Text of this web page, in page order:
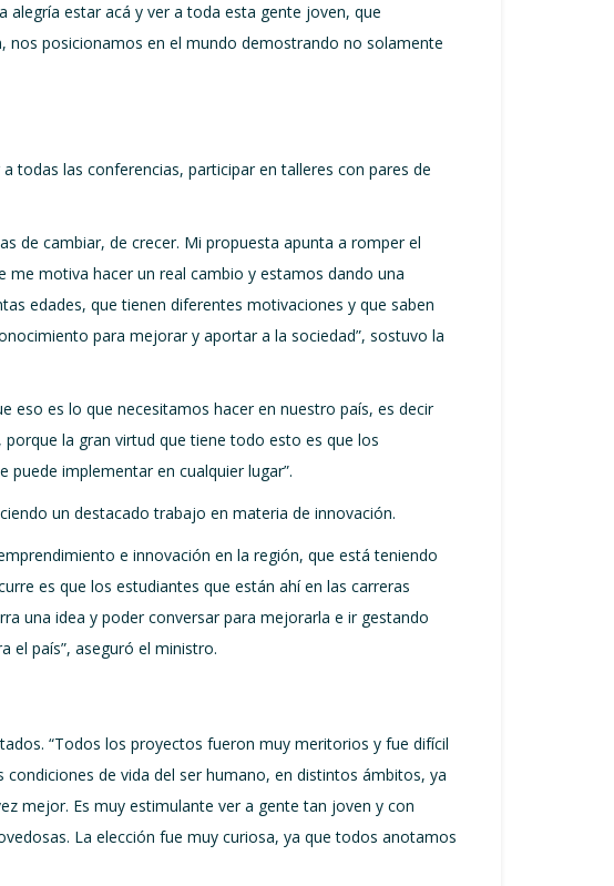
alegría estar acá y ver a toda esta gente joven, que
nos posicionamos en el mundo demostrando no solamente
todas las conferencias, participar en talleres con pares de
de cambiar, de crecer. Mi propuesta apunta a romper el
me motiva hacer un real cambio y estamos dando una
edades, que tienen diferentes motivaciones y que saben
para mejorar y aportar a la sociedad”, sostuvo la
eso es lo que necesitamos hacer en nuestro país, es decir
la gran virtud que tiene todo esto es que los
implementar en cualquier lugar”.
un destacado trabajo en materia de innovación.
e innovación en la región, que está teniendo
es que los estudiantes que están ahí en las carreras
una idea y poder conversar para mejorarla e ir gestando
el país”, aseguró el ministro.
“Todos los proyectos fueron muy meritorios y fue difícil
de vida del ser humano, en distintos ámbitos, ya
mejor. Es muy estimulante ver a gente tan joven y con
La elección fue muy curiosa, ya que todos anotamos